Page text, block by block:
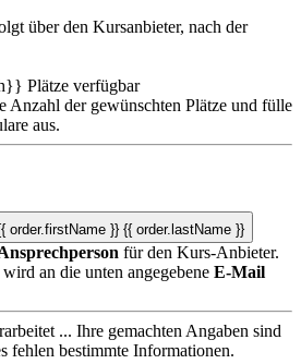
über den Kursanbieter, nach der
Plätze verfügbar
der gewünschten Plätze und fülle
aus.
order.firstName }} {{ order.lastName }}
für den Kurs-Anbieter.
an die unten angegebene E-Mail
... Ihre gemachten Angaben sind
fehlen bestimmte Informationen.